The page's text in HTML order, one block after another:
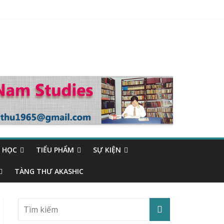
TIỂU PHẨM SỰ KIỆN
TÀNG THƯ AKASHIC